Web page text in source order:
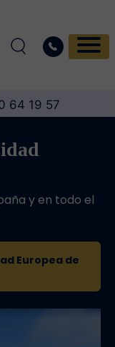
64 19 57
y en todo el
Europea de